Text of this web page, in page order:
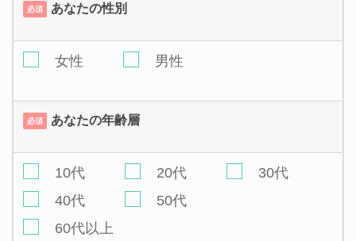
必須 あなたの性別
女性 男性
必須 あなたの年齢層
10代 20代
30代
40代
50代
60代以上